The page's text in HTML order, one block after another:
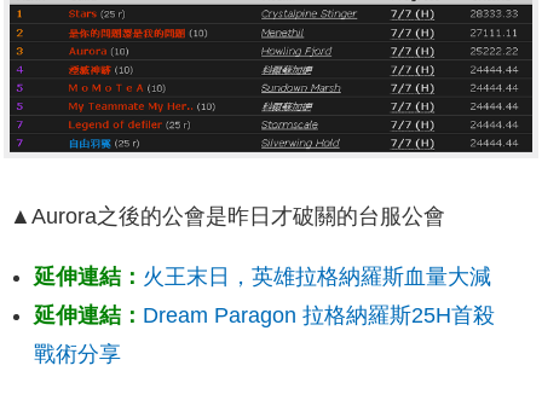
▲Aurora之後的公會是昨日才破關的台服公會
延伸連結： 火王末日，英雄拉格納羅斯血量大減
延伸連結： Dream Paragon 拉格納羅斯25H首殺
戰術分享